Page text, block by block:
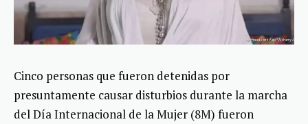
Cinco personas que fueron detenidas por
presuntamente causar disturbios durante la marcha
del Día Internacional de la Mujer (8M) fueron